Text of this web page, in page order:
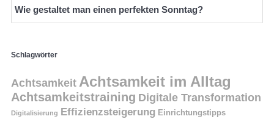
Wie gestaltet man einen perfekten Sonntag?
Schlagwörter
Achtsamkeit Achtsamkeit im Alltag
Achtsamkeitstraining Digitale Transformation
Digitalisierung Effizienzsteigerung Einrichtungstipps